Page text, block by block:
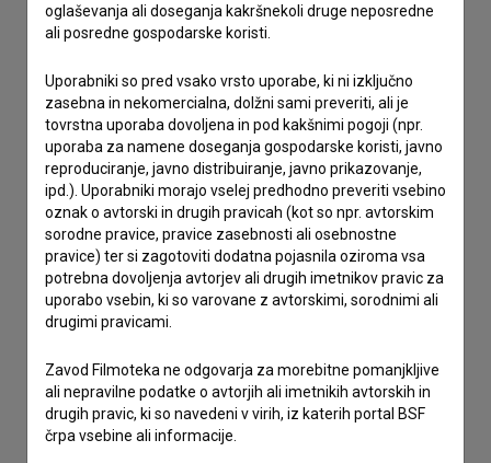
Spoštovani, s pomočjo spodnjega obrazca lahko stopite v
odzivov.
imam vprašanje
prijavljam napako
želim dodati podatke
drugo
oglaševanja ali doseganja kakršnekoli druge neposredne
ali posredne gospodarske koristi.
Uporabniki so pred vsako vrsto uporabe, ki ni izključno
zasebna in nekomercialna, dolžni sami preveriti, ali je
tovrstna uporaba dovoljena in pod kakšnimi pogoji (npr.
uporaba za namene doseganja gospodarske koristi, javno
reproduciranje, javno distribuiranje, javno prikazovanje,
ipd.). Uporabniki morajo vselej predhodno preveriti vsebino
oznak o avtorski in drugih pravicah (kot so npr. avtorskim
sorodne pravice, pravice zasebnosti ali osebnostne
pravice) ter si zagotoviti dodatna pojasnila oziroma vsa
potrebna dovoljenja avtorjev ali drugih imetnikov pravic za
uporabo vsebin, ki so varovane z avtorskimi, sorodnimi ali
drugimi pravicami.
Zavod Filmoteka ne odgovarja za morebitne pomanjkljive
ali nepravilne podatke o avtorjih ali imetnikih avtorskih in
drugih pravic, ki so navedeni v virih, iz katerih portal BSF
črpa vsebine ali informacije.